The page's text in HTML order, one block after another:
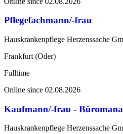
Pflegefachmann/-frau
Hauskrankenpflege Herzenssache
Frankfurt (Oder)
Fulltime
Online since 02.08.2026
Kaufmann/-frau -
Hauskrankenpflege Herzenssache